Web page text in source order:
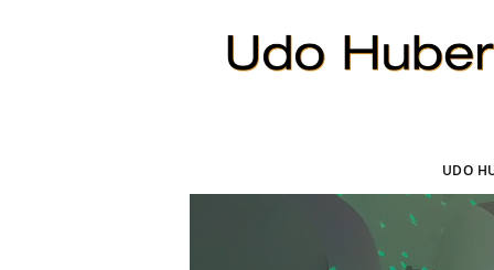
UDO